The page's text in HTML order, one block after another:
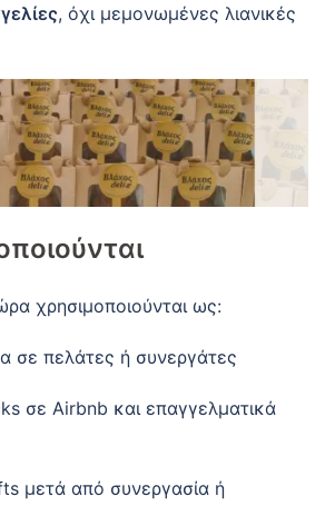
, όχι μεμονωμένες λιανικές
χρησιμοποιούνται ως:
σε πελάτες ή συνεργάτες
σε Airbnb και επαγγελματικά
μετά από συνεργασία ή